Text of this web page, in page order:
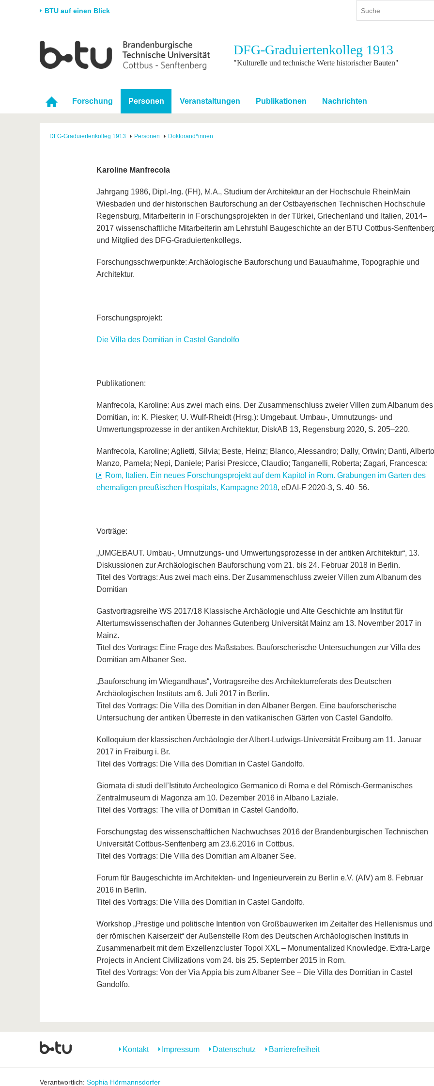
BTU auf einen Blick
Universität
Karriere & Engagement
Forschung
Forschungsprofil
Förderung
Studium
Im Studium
International
Mit der BTU ins Ausland
Weiterbildung
Kontakt
DFG-Graduiertenkolleg 1913
"Kulturelle und technische Werte historischer Bauten"
Forschung Personen Veranstaltungen Publikationen Nachrichten
DFG-Graduiertenkolleg 1913 Personen Doktorand*innen
Karoline Manfrecola
Jahrgang 1986, Dipl.-Ing. (FH), M.A., Studium der Architektur an der Hochschule RheinMain
Wiesbaden und der historischen Bauforschung an der Ostbayerischen Technischen Hochschule
Regensburg, Mitarbeiterin in Forschungsprojekten in der Türkei, Griechenland und Italien, 2014–
2017 wissenschaftliche Mitarbeiterin am Lehrstuhl Baugeschichte an der BTU Cottbus-
und Mitglied des DFG-Graduiertenkollegs.
Forschungsschwerpunkte: Archäologische Bauforschung und Bauaufnahme, Topographie und
Architektur.
Forschungsprojekt:
Die Villa des Domitian in Castel Gandolfo
Publikationen:
Manfrecola, Karoline: Aus zwei mach eins. Der Zusammenschluss zweier Villen zum Albanum des
Domitian, in: K. Piesker; U. Wulf-Rheidt (Hrsg.): Umgebaut. Umbau-, Umnutzungs- und
Umwertungsprozesse in der antiken Architektur, DiskAB 13, Regensburg 2020, S. 205–220.
Manfrecola, Karoline; Aglietti, Silvia; Beste, Heinz; Blanco, Alessandro; Dally, Ortwin; Danti,
Manzo, Pamela; Nepi, Daniele; Parisi Presicce, Claudio; Tanganelli, Roberta; Zagari, Francesca:
Rom, Italien. Ein neues Forschungsprojekt auf dem Kapitol in Rom. Grabungen im Garten des
ehemaligen preußischen Hospitals, Kampagne 2018, eDAI-F 2020-3, S. 40–56.
Vorträge:
„UMGEBAUT. Umbau-, Umnutzungs- und Umwertungsprozesse in der antiken Architektur“, 13.
Diskussionen zur Archäologischen Bauforschung vom 21. bis 24. Februar 2018 in Berlin.
Titel des Vortrags: Aus zwei mach eins. Der Zusammenschluss zweier Villen zum Albanum des
Domitian
Gastvortragsreihe WS 2017/18 Klassische Archäologie und Alte Geschichte am Institut für
Altertumswissenschaften der Johannes Gutenberg Universität Mainz am 13. November 2017 in
Mainz.
Titel des Vortrags: Eine Frage des Maßstabes. Bauforscherische Untersuchungen zur Villa des
Domitian am Albaner See.
„Bauforschung im Wiegandhaus“, Vortragsreihe des Architekturreferats des Deutschen
Archäologischen Instituts am 6. Juli 2017 in Berlin.
Titel des Vortrags: Die Villa des Domitian in den Albaner Bergen. Eine bauforscherische
Untersuchung der antiken Überreste in den vatikanischen Gärten von Castel Gandolfo.
Kolloquium der klassischen Archäologie der Albert-Ludwigs-Universität Freiburg am 11. Januar
2017 in Freiburg i. Br.
Titel des Vortrags: Die Villa des Domitian in Castel Gandolfo.
Giornata di studi dell’Istituto Archeologico Germanico di Roma e del Römisch-Germanisches
Zentralmuseum di Magonza am 10. Dezember 2016 in Albano Laziale.
Titel des Vortrags: The villa of Domitian in Castel Gandolfo.
Forschungstag des wissenschaftlichen Nachwuchses 2016 der Brandenburgischen Technischen
Universität Cottbus-Senftenberg am 23.6.2016 in Cottbus.
Titel des Vortrags: Die Villa des Domitian am Albaner See.
Forum für Baugeschichte im Architekten- und Ingenieurverein zu Berlin e.V. (AIV) am 8. Februar
2016 in Berlin.
Titel des Vortrags: Die Villa des Domitian in Castel Gandolfo.
Workshop „Prestige und politische Intention von Großbauwerken im Zeitalter des Hellenismus und
der römischen Kaiserzeit“ der Außenstelle Rom des Deutschen Archäologischen Instituts in
Zusammenarbeit mit dem Exzellenzcluster Topoi XXL – Monumentalized Knowledge. Extra-Large
Projects in Ancient Civilizations vom 24. bis 25. September 2015 in Rom.
Titel des Vortrags: Von der Via Appia bis zum Albaner See – Die Villa des Domitian in Castel
Gandolfo.
Kontakt Impressum Datenschutz Barrierefreiheit
Verantwortlich: Sophia Hörmannsdorfer